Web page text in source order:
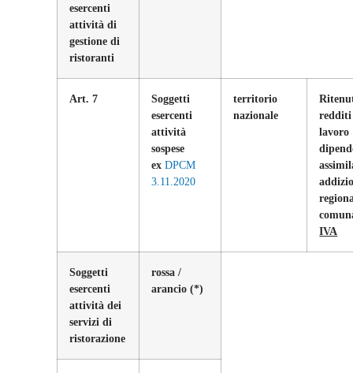
esercenti
attività di
gestione di
ristoranti
Art. 7
Soggetti
esercenti
attività
sospese
exDPCM
3.11.2020
territorio
nazionale
redditi
lavoro
IVA
Soggetti
esercenti
attività dei
servizi di
ristorazione
rossa /
arancio (*)